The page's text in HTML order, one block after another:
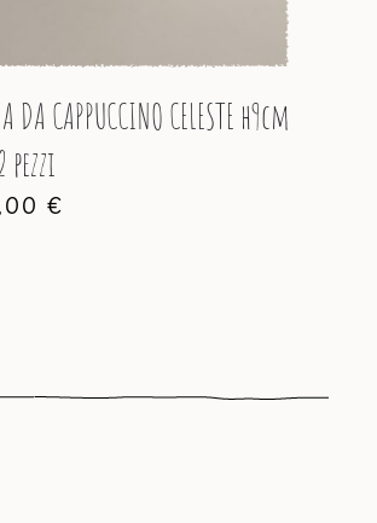
DA CAPPUCCINO CELESTE h9cm
pezzi
€